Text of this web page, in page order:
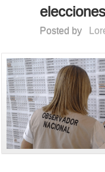
elecciones
Posted by